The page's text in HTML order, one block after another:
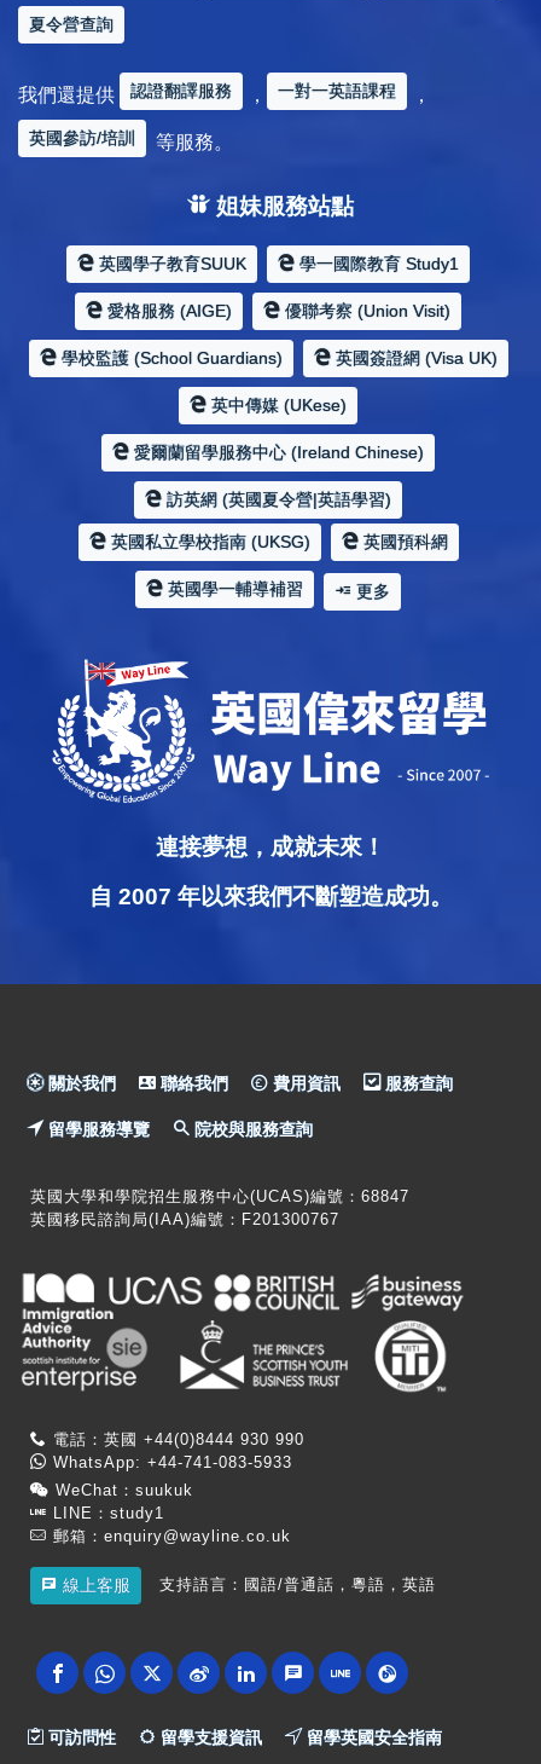
夏令營查詢
我們還提供 認證翻譯服務 ， 一對一英語課程 ，
英國參訪/培訓 等服務。
姐妹服務站點
英國學子教育SUUK 學一國際教育 Study1
愛格服務 (AIGE) 優聯考察 (Union Visit)
學校監護 (School Guardians) 英國簽證網 (Visa UK)
英中傳媒 (UKese)
愛爾蘭留學服務中心 (Ireland Chinese)
訪英網 (英國夏令營|英語學習)
英國私立學校指南 (UKSG) 英國預科網
英國學一輔導補習 更多
連接夢想，成就未來！
自 2007 年以來我們不斷塑造成功。
關於我們 聯絡我們 費用資訊 服務查詢
留學服務導覽 院校與服務查詢
英國大學和學院招生服務中心(UCAS)編號：68847
英國移民諮詢局(IAA)編號：F201300767
電話：英國 +44(0)8444 930 990
WhatsApp: +44-741-083-5933
WeChat：suukuk
LINE：study1
郵箱： enquiry@wayline.co.uk
線上客服 支持語言：國語/普通話，粵語，英語
可訪問性 留學支援資訊 留學英國安全指南